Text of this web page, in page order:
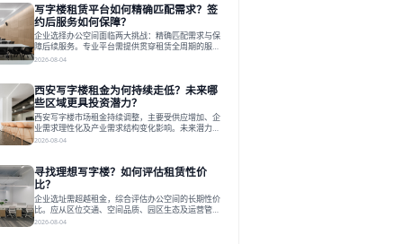
区、灵活产品和丰富配套，满足不同企业需求。企业
应明确自身需求，实地考察，选择能支持长期发展、
提升竞争力的办公空间。在上海寻找合适的办公空
间，对于企业行政负责人、中小企业主
写字楼租赁平台如何精确匹配需求？签
约后服务如何保障？
企业选择办公空间面临两大挑战：精确匹配需求与保
障后续服务。专业平台需提供贯穿租赁全周期的服
务，将企业从非核心事务中解放。精确匹配需结合企
的全周期保障体系。德必集团通过标准化服务与个性
化运营结合，以全国布局和产业生态圈为企业提供稳
定支持，体现了从信息撮合到深度服务的能力转变。
在为企业寻找办公空间的过程中，
2026-08-04
西安写字楼租金为何持续走低？未来哪
些区域更具投资潜力？
西安写字楼市场租金持续调整，主要受供应增加、企
业需求理性化及产业需求结构变化影响。未来潜力区
域集中在产业集聚、交利及城市更新地带，如高新区
运营方通过空间优化与社群服务，助力企业成长，推
动市场向多元化、高性价比方向发展。近年来，西安
写字楼市场呈现出租金持续调整的态势，这一现象引
发了的广泛关注。作为西部重要
2026-08-04
寻找理想写字楼？如何评估租赁性价
比？
企业选址需超越租金，综合评估办公空间的长期性价
比。应从区位交通、空间品质、园区生态及运营管理
四个核心维度权衡财务支出与长期价值回报。理想的
2026-08-04